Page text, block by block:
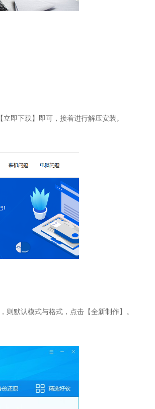
即下载】即可，接着进行解压安装。
则默认模式与格式，点击【全新制作】。